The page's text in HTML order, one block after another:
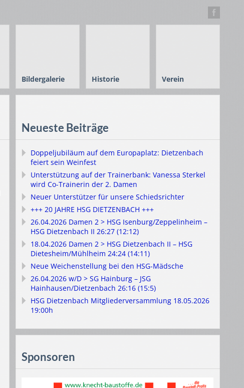
Bildergalerie Historie Verein
Neueste Beiträge
Doppeljubiläum auf dem Europaplatz: Dietzenbach
feiert sein Weinfest
Unterstützung auf der Trainerbank: Vanessa Sterkel
wird Co-Trainerin der 2. Damen
Neuer Unterstützer für unsere Schiedsrichter
+++ 20 JAHRE HSG DIETZENBACH +++
26.04.2026 Damen 2 > HSG Isenburg/Zeppelinheim –
HSG Dietzenbach II 26:27 (12:12)
18.04.2026 Damen 2 > HSG Dietzenbach II – HSG
Dietesheim/Mühlheim 24:24 (14:11)
Neue Weichenstellung bei den HSG-Mädsche
26.04.2026 w/D > SG Hainburg – JSG
Hainhausen/Dietzenbach 26:16 (15:5)
HSG Dietzenbach Mitgliederversammlung 18.05.2026
19:00h
Sponsoren